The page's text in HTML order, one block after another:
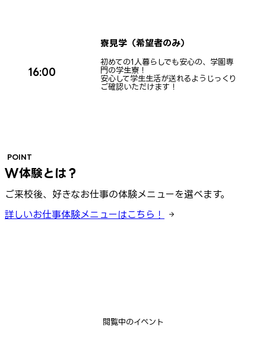
16:00
寮見学（希望者のみ）
初めての1人暮らしでも安心の、学園専
門の学生寮！
安心して学生生活が送れるようじっくり
ご確認いただけます！
POINT
W体験とは？
ご来校後、好きなお仕事の体験メニューを選べます。
詳しいお仕事体験メニューはこちら！
閲覧中のイベント